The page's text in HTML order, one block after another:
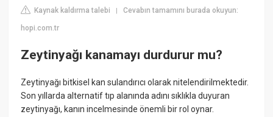
Kaynak kaldırma talebi |Cevabın tamamını burada okuyun:
hopi.com.tr
Zeytinyağı kanamayı durdurur mu?
Zeytinyağı bitkisel kan sulandırıcı olarak nitelendirilmektedir.
Son yıllarda alternatif tıp alanında adını sıklıkla duyuran
zeytinyağı, kanın incelmesinde önemli bir rol oynar.